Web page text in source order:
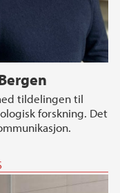
forskning. Det